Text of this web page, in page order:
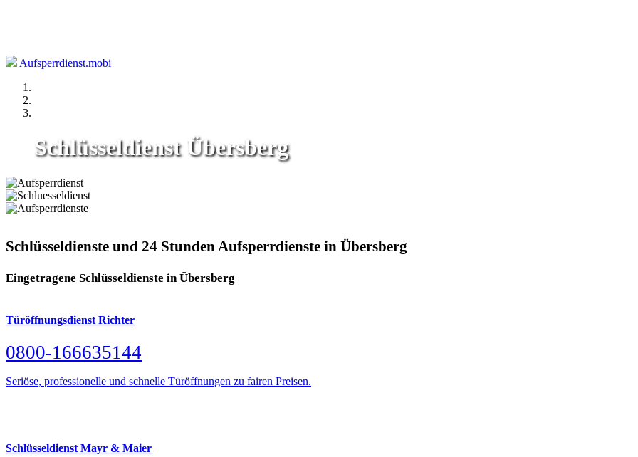
Aufsperrdienst.mobi
Schlüsseldienst Übersberg
Schlüsseldienste und 24 Stunden Aufsperrdienste in Übersberg
Eingetragene Schlüsseldienste in Übersberg
Türöffnungsdienst Richter
0800-166635144
Seriöse, professionelle und schnelle Türöffnungen zu fairen Preisen.
Schlüsseldienst Mayr & Maier